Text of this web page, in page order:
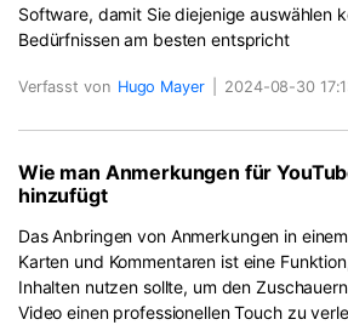
Software, damit Sie diejenige auswählen
Bedürfnissen am besten entspricht
Verfasst von Hugo Mayer 2024-08-30
Wie man Anmerkungen für
hinzufügt
Das Anbringen von Anmerkungen in
Karten und Kommentaren ist eine
Inhalten nutzen sollte, um den
Video einen professionellen Touch zu